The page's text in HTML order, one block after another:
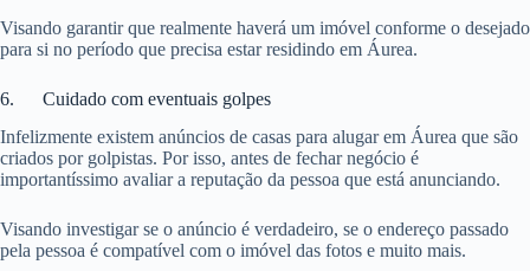
Visando garantir que realmente haverá um imóvel conforme o desejado
para si no período que precisa estar residindo em Áurea.
6. Cuidado com eventuais golpes
Infelizmente existem anúncios de casas para alugar em Áurea que são
criados por golpistas. Por isso, antes de fechar negócio é
importantíssimo avaliar a reputação da pessoa que está anunciando.
Visando investigar se o anúncio é verdadeiro, se o endereço passado
pela pessoa é compatível com o imóvel das fotos e muito mais.